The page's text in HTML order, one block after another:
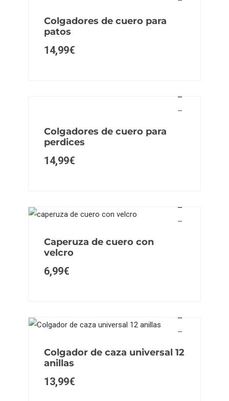
Colgadores de cuero para
patos
14,99€
Colgadores de cuero para
perdices
14,99€
Caperuza de cuero con
velcro
6,99€
Colgador de caza universal 12
anillas
13,99€